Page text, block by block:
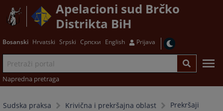
Apelacioni sud Brčko
Distrikta BiH
Bosanski Hrvatski Srpski Српски English Prijava
Napredna pretraga
Sudska praksa Krivična i prekršajna oblast Prekršaji